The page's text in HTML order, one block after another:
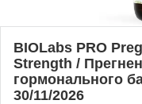
BIOLabs PRO
Strength /
гормонального
30/11/2026